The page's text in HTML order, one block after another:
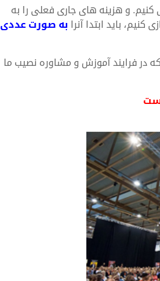
و هزینه های جاری فعلی را به
باید ابتدا آنرابه صورت عددی
فرایند آموزش و مشاوره نصیب ما